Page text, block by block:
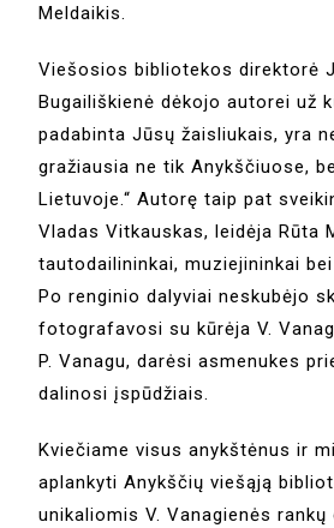
Meldaikis.
Viešosios bibliotekos direktorė
Bugailiškienė dėkojo autorei už
padabinta Jūsų žaisliukais, yra
gražiausia ne tik Anykščiuose,
Lietuvoje.“ Autorę taip pat
Vladas Vitkauskas, leidėja Rūta
tautodailininkai, muziejininkai
Po renginio dalyviai neskubėjo
fotografavosi su kūrėja V.
P. Vanagu, darėsi asmenukes
dalinosi įspūdžiais.
Kviečiame visus anykštėnus ir
aplankyti Anykščių viešąją
unikaliomis V. Vanagienės